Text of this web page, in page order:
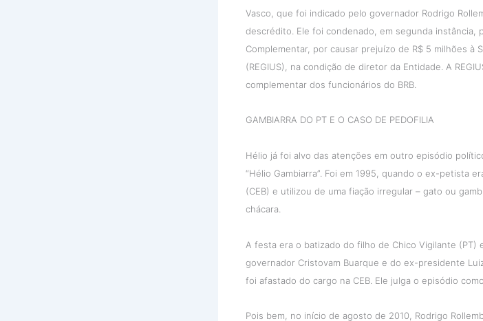
Vasco, que foi indicado pelo governador Rodrigo
descrédito. Ele foi condenado, em segunda instância,
Complementar, por causar prejuízo de R$ 5 milhões à
(REGIUS), na condição de diretor da Entidade. A
complementar dos funcionários do BRB.
GAMBIARRA DO PT E O CASO DE PEDOFILIA
Hélio já foi alvo das atenções em outro episódio
“Hélio Gambiarra”. Foi em 1995, quando o ex-petista
(CEB) e utilizou de uma fiação irregular – gato ou
chácara.
A festa era o batizado do filho de Chico Vigilante (PT)
governador Cristovam Buarque e do ex-presidente
foi afastado do cargo na CEB. Ele julga o episódio
Pois bem, no início de agosto de 2010, Rodrigo